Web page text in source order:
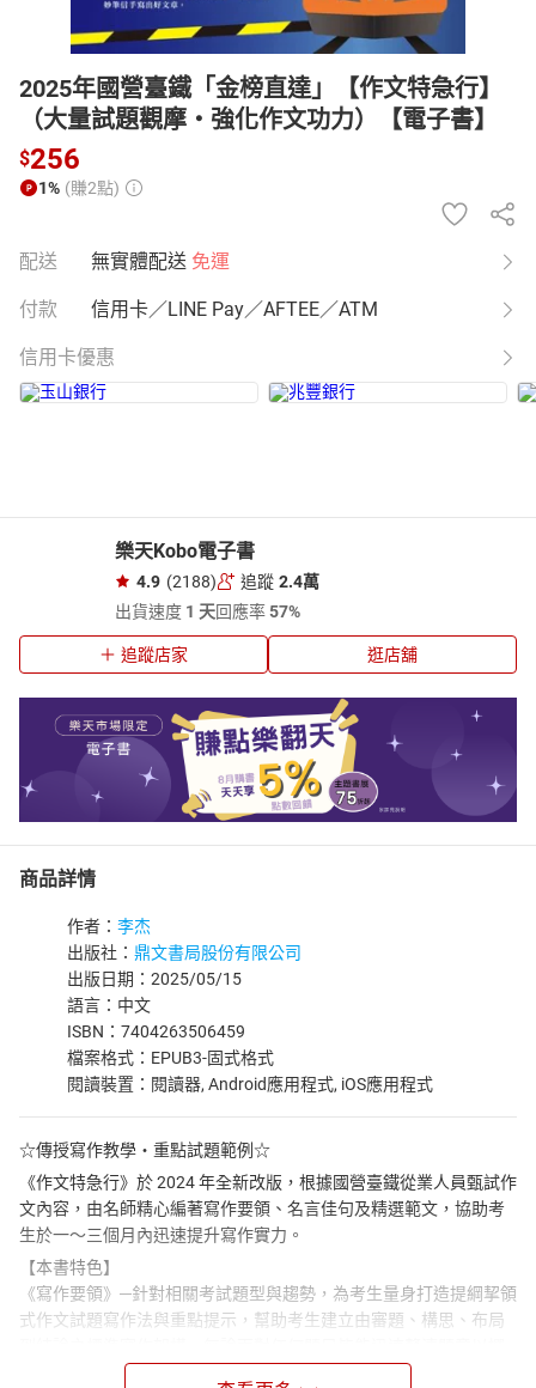
2025年國營臺鐵「金榜直達」【作文特急行】
（大量試題觀摩‧強化作文功力）【電子書】
$256
1% (賺2點)
配送 無實體配送 免運
付款 信用卡／LINE Pay／AFTEE／ATM
信用卡優惠
樂天Kobo電子書
4.9 (2188) 追蹤 2.4萬
出貨速度 1 天回應率57%
追蹤店家 逛店舖
商品詳情
作者： 李杰
出版社： 鼎文書局股份有限公司
出版日期：2025/05/15
語言：中文
ISBN：7404263506459
檔案格式：EPUB3-固式格式
閱讀裝置：閱讀器, Android應用程式, iOS應用程式
☆傳授寫作教學‧重點試題範例☆
《作文特急行》於 2024 年全新改版，根據國營臺鐵從業人員甄試作
文內容，由名師精心編著寫作要領、名言佳句及精選範文，協助考
生於一～三個月內迅速提升寫作實力。
【本書特色】
《寫作要領》─針對相關考試題型與趨勢，為考生量身打造提綱挈領
式作文試題寫作法與重點提示，幫助考生建立由審題、構思、布局